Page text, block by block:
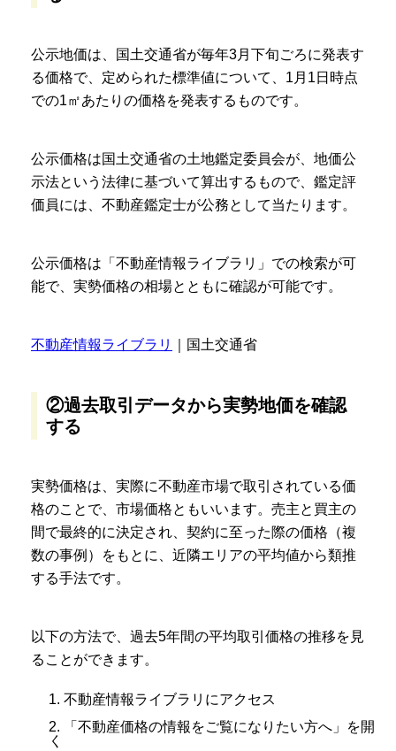
公示地価は、国土交通省が毎年3月下旬ごろに発表す
る価格で、定められた標準値について、1月1日時点
での1㎡あたりの価格を発表するものです。
公示価格は国土交通省の土地鑑定委員会が、地価公
示法という法律に基づいて算出するもので、鑑定評
価員には、不動産鑑定士が公務として当たります。
公示価格は「不動産情報ライブラリ」での検索が可
能で、実勢価格の相場とともに確認が可能です。
不動産情報ライブラリ ｜国土交通省
②過去取引データから実勢地価を確認
する
実勢価格は、実際に不動産市場で取引されている価
格のことで、市場価格ともいいます。売主と買主の
間で最終的に決定され、契約に至った際の価格（複
数の事例）をもとに、近隣エリアの平均値から類推
する手法です。
以下の方法で、過去5年間の平均取引価格の推移を見
ることができます。
1. 不動産情報ライブラリにアクセス
2. 「不動産価格の情報をご覧になりたい方へ」を開
く